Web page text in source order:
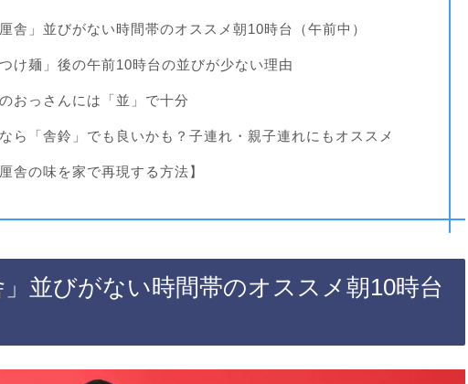
舎」並びがない時間帯のオススメ朝10時台（午前中）
け麺」後の午前10時台の並びが少ない理由
おっさんには「並」で十分
ら「舎鈴」でも良いかも？子連れ・親子連れにもオススメ
舎の味を家で再現する方法】
並びがない時間帯のオススメ朝10時台